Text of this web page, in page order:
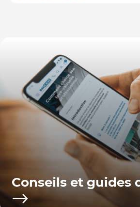
Conseils et guides